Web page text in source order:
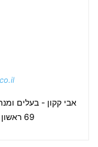
69 ראשון לציון מיקוד: 7533696 ישראל